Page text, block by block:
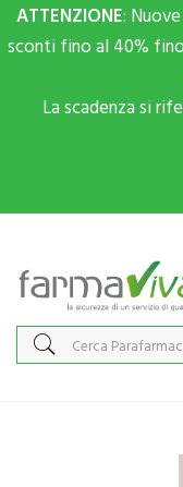
ATTENZIONE:
sconti fino al 40% fino
La scadenza si